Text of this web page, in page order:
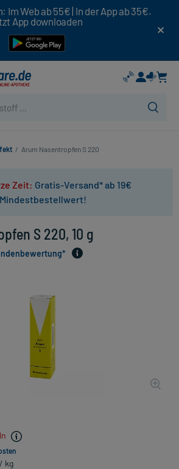
Im Web ab 55€ | In der App ab 35€.
App downloaden
/ Arum Nasentropfen S 220
Zeit: Gratis-Versand* ab 19€
Mindestbestellwert!
S 220, 10 g
kg